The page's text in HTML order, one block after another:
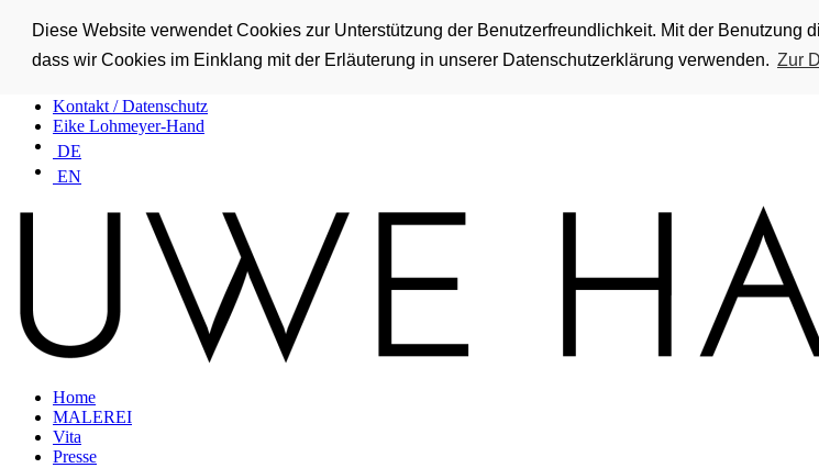
Diese Website verwendet Cookies zur Unterstützung der Benutzerfreundlichkeit. Mit der Benutzung
dass wir Cookies im Einklang mit der Erläuterung in unserer Datenschutzerklärung verwenden. Zur
Home
Vita
Kontakt / Datenschutz
Eike Lohmeyer-Hand
DE
EN
Home
MALEREI
Vita
Presse